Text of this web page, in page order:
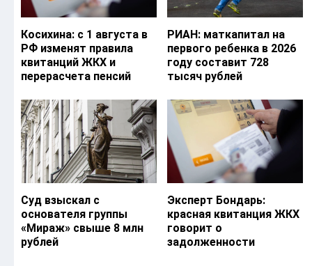
Косихина: с 1 августа в
РФ изменят правила
квитанций ЖКХ и
перерасчета пенсий
РИАН: маткапитал на
первого ребенка в 2026
году составит 728
тысяч рублей
Суд взыскал с
основателя группы
«Мираж» свыше 8 млн
рублей
Эксперт Бондарь:
красная квитанция ЖКХ
говорит о
задолженности